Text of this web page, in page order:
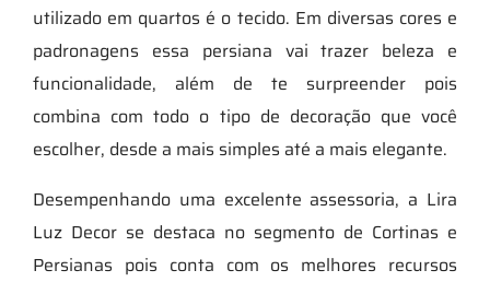
utilizado em quartos é o tecido. Em diversas cores e
padronagens essa persiana vai trazer beleza e
funcionalidade, além de te surpreender pois
combina com todo o tipo de decoração que você
escolher, desde a mais simples até a mais elegante.
Desempenhando uma excelente assessoria, a Lira
Luz Decor se destaca no segmento de Cortinas e
Persianas pois conta com os melhores recursos